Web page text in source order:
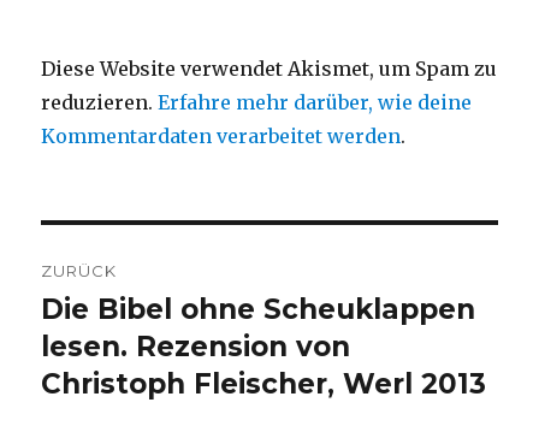
Diese Website verwendet Akismet, um Spam zu
reduzieren.Erfahre mehr darüber, wie deine
Kommentardaten verarbeitet werden.
ZURÜCK
Vorheriger
Beitrag:
Die Bibel ohne Scheuklappen
lesen. Rezension von
Christoph Fleischer, Werl 2013